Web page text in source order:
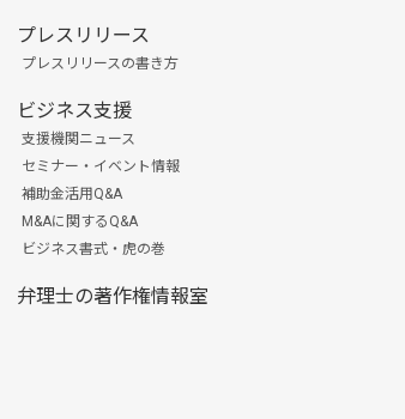
プレスリリース
プレスリリースの書き方
ビジネス支援
支援機関ニュース
セミナー・イベント情報
補助金活用Q&A
M&Aに関するQ&A
ビジネス書式・虎の巻
弁理士の著作権情報室